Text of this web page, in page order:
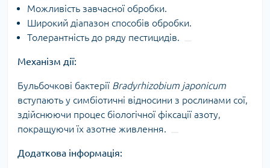
Можливість завчасної обробки.
Широкий діапазон способів обробки.
Толерантність до ряду пестицидів.
Механізм дії:
Бульбочкові бактерії Bradyrhizobium japonicum
вступають у симбіотичні відносини з рослинами сої,
здійснюючи процес біологічної фіксації азоту,
покращуючи їх азотне живлення.
Додаткова інформація: